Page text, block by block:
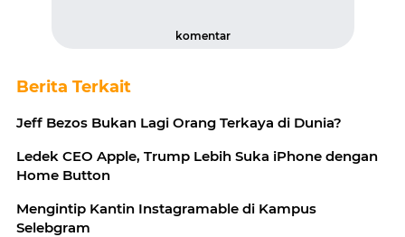
komentar
Berita Terkait
Jeff Bezos Bukan Lagi Orang Terkaya di Dunia?
Ledek CEO Apple, Trump Lebih Suka iPhone dengan
Home Button
Mengintip Kantin Instagramable di Kampus
Selebgram